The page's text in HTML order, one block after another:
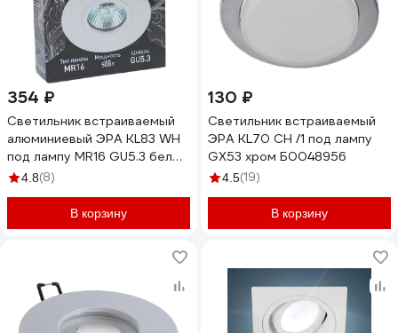
354 ₽
Светильник встраиваемый
алюминиевый ЭРА KL83 WH
под лампу MR16 GU5.3 белый
Б0054344
4.8(8)
В корзину
130 ₽
Светильник встраиваемый
ЭРА KL70 СН /1 под лампу
GX53 хром Б0048956
4.5(19)
В корзину